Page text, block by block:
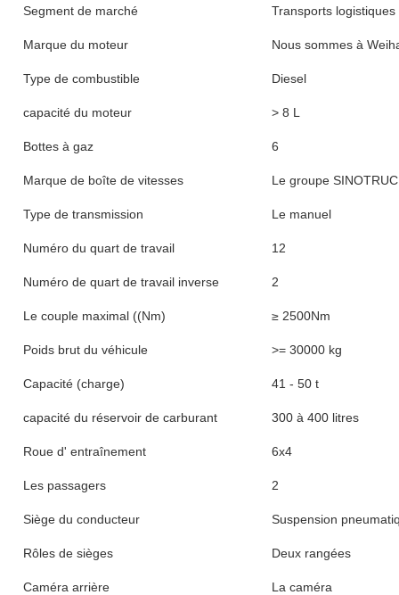
Segment de marché Transports logistiques
Marque du moteur Nous sommes à
Type de combustible Diesel
capacité du moteur > 8 L
Bottes à gaz 6
Marque de boîte de vitesses Le groupe
Type de transmission Le manuel
Numéro du quart de travail 12
Numéro de quart de travail inverse 2
Le couple maximal ((Nm) ≥ 2500Nm
Poids brut du véhicule >= 30000 kg
Capacité (charge) 41 - 50 t
capacité du réservoir de carburant 300 à 400 litres
Roue d' entraînement 6x4
Les passagers 2
Siège du conducteur Suspension
Rôles de sièges Deux rangées
Caméra arrière La caméra